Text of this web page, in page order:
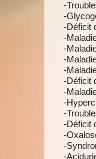
-
-
-Déficit
-
-
-
-
-Déficit
-
-
-
-Déficit
-
-
-